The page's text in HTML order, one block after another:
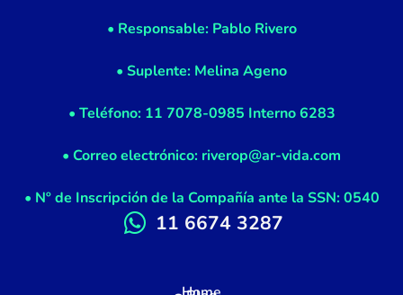
• Responsable: Pablo Rivero
• Suplente: Melina Ageno
• Teléfono: 11 7078-0985 Interno 6283
• Correo electrónico: riverop@ar-vida.com
• Nº de Inscripción de la Compañía ante la SSN: 0540
11 6674 3287